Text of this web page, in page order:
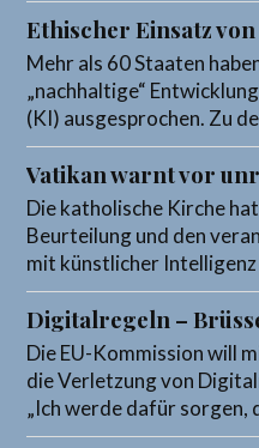
Ethischer Einsatz
Mehr als 60 Staaten
„nachhaltige“
(KI) ausgesprochen. Zu
Vatikan warnt vor
Die katholische Kirche
Beurteilung und den
mit künstlicher
Digitalregeln –
Die EU-Kommission will
die Verletzung von
„Ich werde dafür sorgen,